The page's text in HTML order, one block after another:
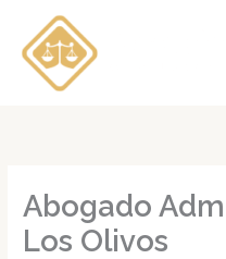
contenido
Abogado
Los Olivos